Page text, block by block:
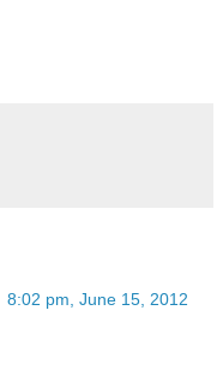
8:02 pm, June 15, 2012